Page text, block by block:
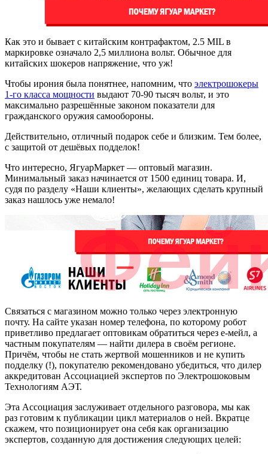
Как это и бывает с китайским контрафактом, 2.5 MIL в
маркировке означало 2,5 миллиона вольт. Обычное для
китайских шокеров напряжение, что уж!
Чтобы ирония была понятнее, напомним, что электрошокеры
1-го класса мощности выдают 70-90 тысяч вольт, и это
максимально разрешённые законом показатели для
гражданского оружия самообороны.
Действительно, отличный подарок себе и близким. Тем более,
с защитой от дешёвых подделок!
Что интересно, ЯгуарМаркет — оптовый магазин.
Минимальный заказ начинается от 1500 единиц товара. И,
судя по разделу «Наши клиенты», желающих сделать крупный
заказ нашлось уже немало!
Связаться с магазином можно только через электронную
почту. На сайте указан номер телефона, по которому робот
приветливо предлагает оптовикам обратиться через е-мейл, а
частным покупателям — найти дилера в своём регионе.
Причём, чтобы не стать жертвой мошенников и не купить
подделку (!), покупателю рекомендовано убедиться, что дилер
аккредитован Ассоциацией экспертов по Электрошоковым
Технологиям АЭТ.
Эта Ассоциация заслуживает отдельного разговора, мы как
раз готовим к публикации цикл материалов о ней. Вкратце
скажем, что позиционирует она себя как организацию
экспертов, созданную для достижения следующих целей: